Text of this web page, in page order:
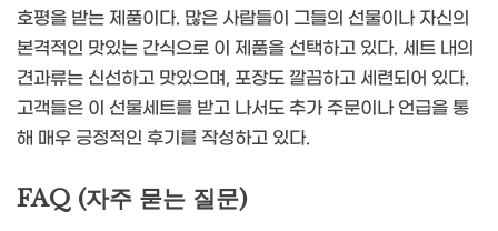
호평을 받는 제품이다. 많은 사람들이 그들의 선물이나 자신의
본격적인 맛있는 간식으로 이 제품을 선택하고 있다. 세트 내의
견과류는 신선하고 맛있으며, 포장도 깔끔하고 세련되어 있다.
고객들은 이 선물세트를 받고 나서도 추가 주문이나 언급을 통
해 매우 긍정적인 후기를 작성하고 있다.
FAQ (자주 묻는 질문)